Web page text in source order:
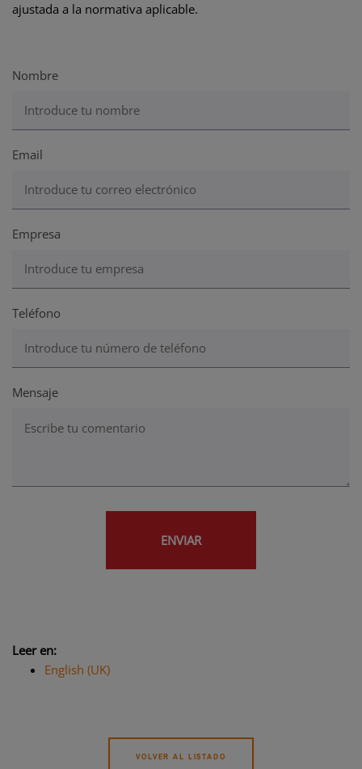
ajustada a la normativa aplicable.
Nombre
Email
Empresa
Teléfono
Mensaje
Leer en:
English (UK)
VOLVER AL LISTADO